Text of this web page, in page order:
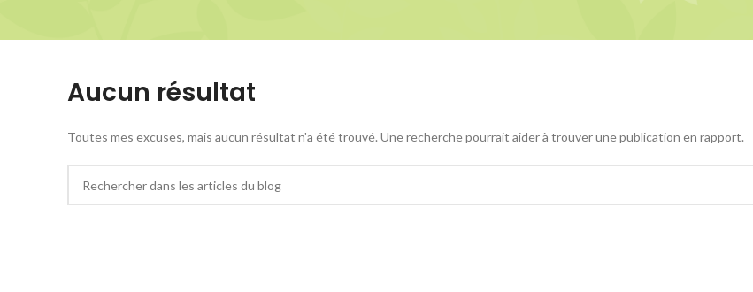
Aucun résultat
Toutes mes excuses, mais aucun résultat n'a été trouvé. Une recherche pourrait aider à trouver une publication en rapport.